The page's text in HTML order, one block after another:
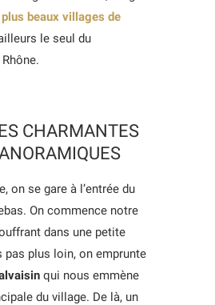
plus beaux villages de
le seul du
CHARMANTES
on se gare à l’entrée du
On commence notre
dans une petite
pas plus loin, on emprunte
qui nous emmène
du village. De là, un